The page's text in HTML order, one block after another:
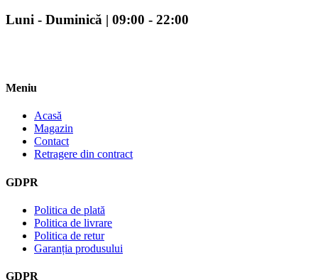
Luni - Duminică | 09:00 - 22:00
Meniu
Acasă
Magazin
Contact
Retragere din contract
GDPR
Politica de plată
Politica de livrare
Politica de retur
Garanția produsului
GDPR